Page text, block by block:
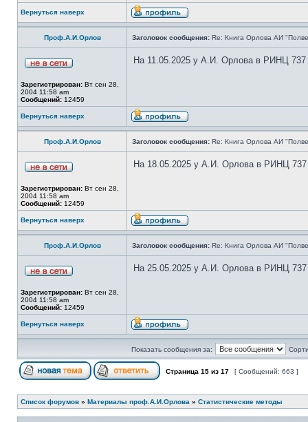
Вернуться наверх
Проф.А.И.Орлов Заголовок сообщения: Re: Книга Орлова АИ
Зарегистрирован: Вт сен 28,
2004 11:58 am
Сообщений: 12459
На 11.05.2025 у А.И. Орлова в РИНЦ 737
Вернуться наверх
Проф.А.И.Орлов Заголовок сообщения: Re: Книга Орлова АИ
Зарегистрирован: Вт сен 28,
2004 11:58 am
Сообщений: 12459
На 18.05.2025 у А.И. Орлова в РИНЦ 737
Вернуться наверх
Проф.А.И.Орлов Заголовок сообщения: Re: Книга Орлова АИ
Зарегистрирован: Вт сен 28,
2004 11:58 am
Сообщений: 12459
На 25.05.2025 у А.И. Орлова в РИНЦ 737
Вернуться наверх
Показать сообщения за:
Страница 15 из 17 [ Сообщений: 663 ]
Список форумов » Материалы проф.А.И.Орлова » Статистические методы